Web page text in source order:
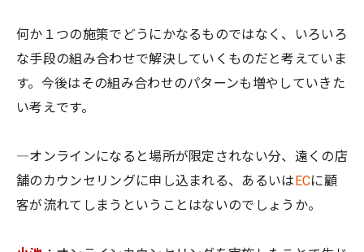
何か１つの施策でどうにかなるものではなく、いろいろ
な手段の組み合わせで解決していくものだと考えていま
す。今後はその組み合わせのパターンも増やしていきた
い考えです。
―オンラインになると場所が限定されない分、遠くの店
舗のカウンセリングに申し込まれる、あるいはECに顧
客が流れてしまうということはないのでしょうか。